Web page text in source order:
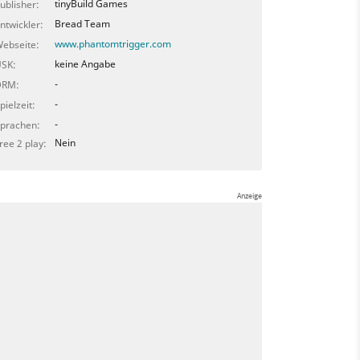
tinyBuild Games
Bread Team
www.phantomtrigger.com
keine Angabe
-
-
-
2 play:
Nein